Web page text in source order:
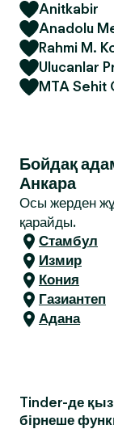
Anitkabir
Anadolu
Rahmi M.
Ulucanlar
MTA Sehit
Бойдақ
Анкара
Осы жерден
қарайды.
Стамбул
Измир
Кония
Газиантеп
Адана
Tinder-де
бірнеше